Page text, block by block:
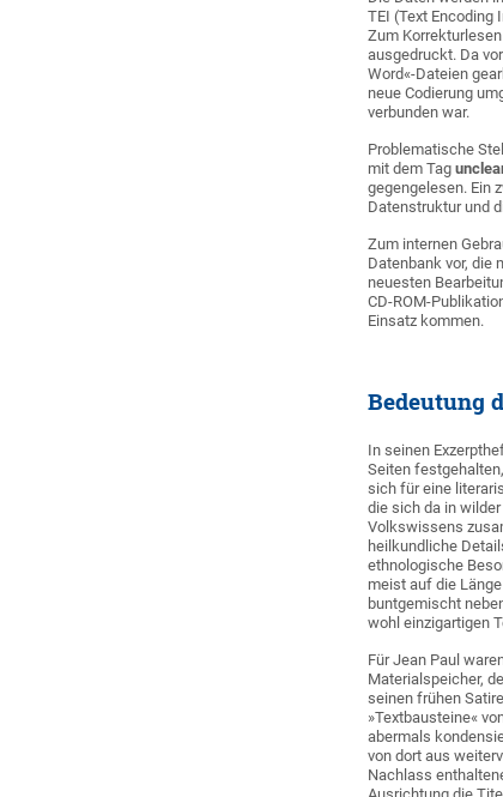
TEI (Text Encoding
Zum
ausgedruckt. Da
Word«-Dateien
neue Codierung
verbunden war.
Problematische
mit dem Tag
gegengelesen. Ein
Datenstruktur und
Zum internen
Datenbank vor, die
neuesten
CD-ROM-
Einsatz kommen.
Bedeutung
In seinen
Seiten
sich für eine
die sich da in
Volkswissens
heilkundliche
ethnologische
meist auf die
buntgemischt
wohl einzigartigen
Für Jean Paul
Materialspeicher,
seinen frühen
»Textbausteine«
abermals
von dort aus
Nachlass